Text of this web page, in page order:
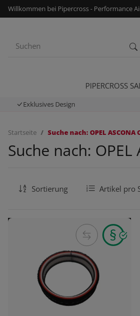
Willkommen bei Pipercross - Performance
PIPERCROSS
Exklusives Design
Startseite Suche nach: OPEL
Suche nach: OPEL
Sortierung Artikel pro